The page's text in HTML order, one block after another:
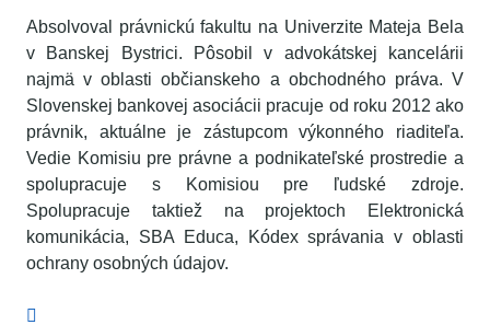
Absolvoval právnickú fakultu na Univerzite Mateja Bela
v Banskej Bystrici. Pôsobil v advokátskej kancelárii
najmä v oblasti občianskeho a obchodného práva. V
Slovenskej bankovej asociácii pracuje od roku 2012 ako
právnik, aktuálne je zástupcom výkonného riaditeľa.
Vedie Komisiu pre právne a podnikateľské prostredie a
spolupracuje s Komisiou pre ľudské zdroje.
Spolupracuje taktiež na projektoch Elektronická
komunikácia, SBA Educa, Kódex správania v oblasti
ochrany osobných údajov.